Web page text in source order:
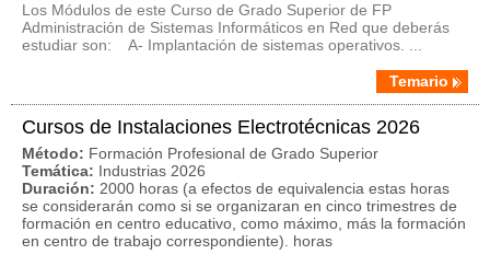
Los Módulos de este Curso de Grado Superior de FP
Administración de Sistemas Informáticos en Red que deberás
estudiar son: A- Implantación de sistemas operativos. ...
Temario
Cursos de Instalaciones Electrotécnicas 2026
Método: Formación Profesional de Grado Superior
Temática: Industrias 2026
Duración: 2000 horas (a efectos de equivalencia estas horas
se considerarán como si se organizaran en cinco trimestres de
formación en centro educativo, como máximo, más la formación
en centro de trabajo correspondiente). horas